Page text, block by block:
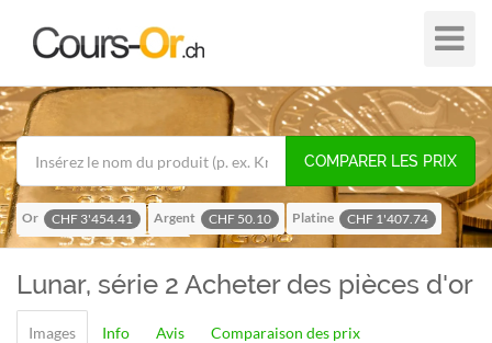
Plier
/
hors
de
COMPARER LES PRIX
Or CHF 3'454.41 Argent CHF 50.10 Platine
CHF 1'407.74
Palladium
CHF 1'118.07
Lunar, série 2 Acheter des pièces d'or
Images Info Avis Comparaison des prix